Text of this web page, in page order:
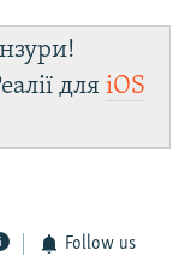
для iOS
Follow us